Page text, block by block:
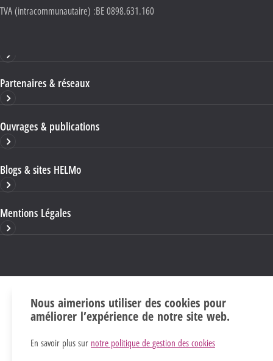
TVA (intracommunautaire) :BE 0898.631.160
Partenaires & réseaux
Ouvrages & publications
Blogs & sites HELMo
Mentions Légales
Nous aimerions utiliser des cookies pour
améliorer l’expérience de notre site web.
En savoir plus sur notre politique de gestion des cookies